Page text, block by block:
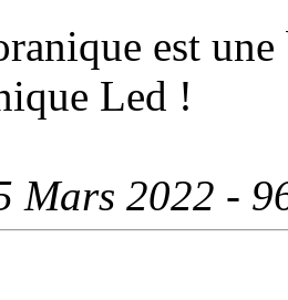
est
Led !
Mars 2022 -